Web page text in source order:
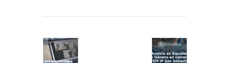
de
entradas
Previous
post: